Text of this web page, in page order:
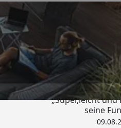
Trusted
„Super,leicht
seine